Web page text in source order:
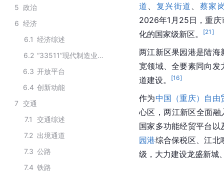
5 政治
6 经济
6.1 经济综述
6.2
“33511”现代制造业产业集群
6.3 开放平台
6.4 创新动能
7 交通
7.1
交通综述
7.2 出境通道
7.3 公路
7.4 铁路
道
复兴街道
蔡家
2026年1月25日，重庆
化的国家级新区。
[21 ]
两江新区果园港是陆海
宽领域、全要素同向
道建设。
[16]
作为中国（重庆）自由
心区，两江新区全面融
国家多功能经贸平台
园港综合保税区、江北
级，大力建设龙盛新城